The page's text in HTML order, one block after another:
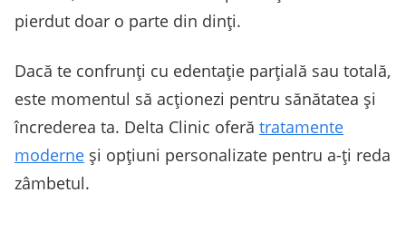
pierdut doar o parte din dinți.
Dacă te confrunți cu edentație parțială sau totală,
este momentul să acționezi pentru sănătatea și
încrederea ta. Delta Clinic oferă tratamente
moderne și opțiuni personalizate pentru a-ți reda
zâmbetul.